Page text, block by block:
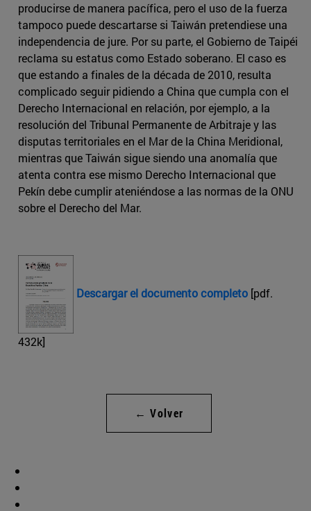
producirse de manera pacífica, pero el uso de la fuerza
tampoco puede descartarse si Taiwán pretendiese una
independencia de jure. Por su parte, el Gobierno de Taipéi
reclama su estatus como Estado soberano. El caso es
que estando a finales de la década de 2010, resulta
complicado seguir pidiendo a China que cumpla con el
Derecho Internacional en relación, por ejemplo, a la
resolución del Tribunal Permanente de Arbitraje y las
disputas territoriales en el Mar de la China Meridional,
mientras que Taiwán sigue siendo una anomalía que
atenta contra ese mismo Derecho Internacional que
Pekín debe cumplir ateniéndose a las normas de la ONU
sobre el Derecho del Mar.
Descargar el documento completo [pdf.
432k]
← Volver